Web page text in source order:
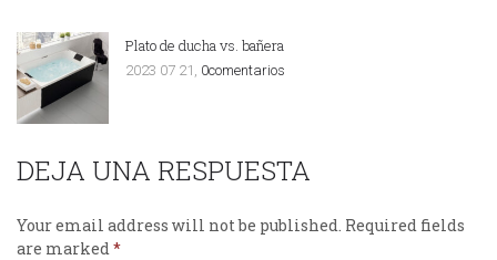
Plato de ducha vs. bañera
2023 07 21, 0comentarios
DEJA UNA RESPUESTA
Your email address will not be published. Required fields
are marked